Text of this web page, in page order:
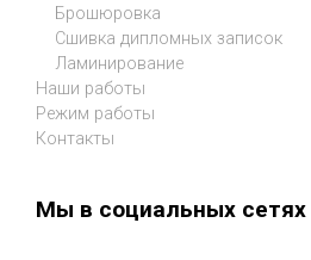
Брошюровка
Сшивка дипломных записок
Ламинирование
Наши работы
Режим работы
Контакты
Мы в социальных сетях